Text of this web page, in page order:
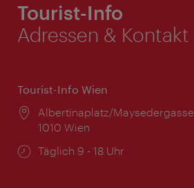
Tourist-Info
Adressen & Kontakt
Tourist-Info Wien
Ort:
Albertinaplatz/Maysedergasse
1010 Wien
Öffnungszeiten:
Täglich 9 - 18 Uhr